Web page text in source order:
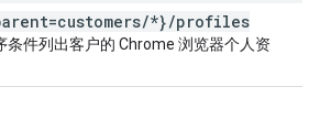
/*}/profiles
条件列出客户的 Chrome 浏览器个人资